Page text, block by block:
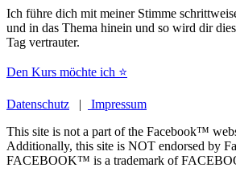
Ich führe dich mit meiner Stimme
und in das Thema hinein und so wird dir
Tag vertrauter.
Den Kurs möchte ich ⭐
Datenschutz |
Impressum
This site is not a part of the Facebook™
Additionally, this site is NOT endorsed by
FACEBOOK™ is a trademark of